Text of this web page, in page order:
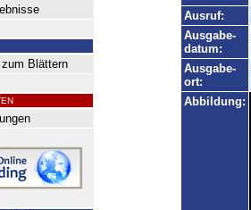
Blättern
Ausruf:
Ausgabe-
datum:
Ausgabe-
ort:
Abbildung: